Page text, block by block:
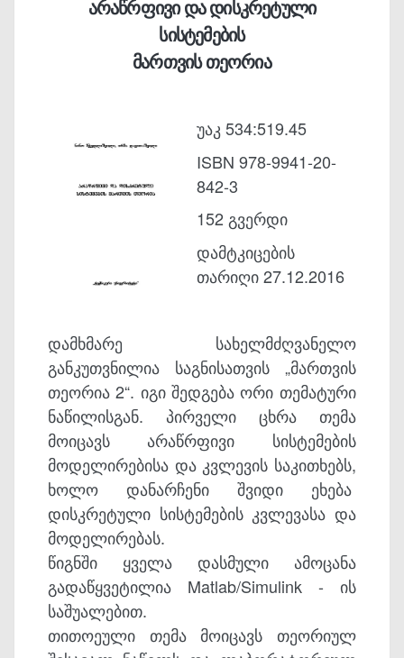
არაწრფივი და დისკრეტული
სისტემების
მართვის თეორია
უაკ 534:519.45
ISBN 978-9941-20-
842-3
152 გვერდი
დამტკიცების
თარიღი 27.12.2016
დამხმარე სახელმძღვანელო
განკუთვნილია საგნისათვის „მართვის
თეორია 2“. იგი შედგება ორი თემატური
ნაწილისგან. პირველი ცხრა თემა
მოიცავს არაწრფივი სისტემების
მოდელირებისა და კვლევის საკითხებს,
ხოლო დანარჩენი შვიდი ეხება
დისკრეტული სისტემების კვლევასა და
მოდელირებას.
წიგნში ყველა დასმული ამოცანა
გადაწყვეტილია Matlab/Simulink - ის
საშუალებით.
თითოეული თემა მოიცავს თეორიულ